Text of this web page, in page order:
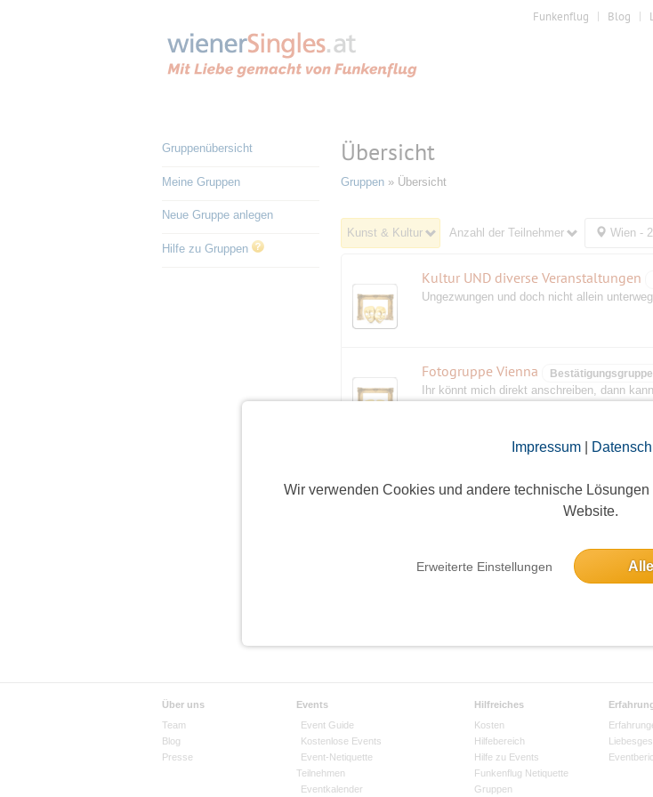
Impressum|
Wir verwenden Cookies und andere technische
Website.
Erweiterte Einstellungen
Funkenflug Blog
Gruppenübersicht
Meine Gruppen
Neue Gruppe anlegen
Hilfe zu Gruppen
Übersicht
Gruppen» Übersicht
Kunst & Kultur Anzahl der Teilnehmer Wien -
Kultur UND diverse Veranstaltungen
Ungezwungen und doch nicht allein
Fotogruppe Vienna Bestätigungsgruppe
Ihr könnt mich direkt anschreiben, dann
Anzahl pro Seite:
Über uns
Team
Blog
Presse
Events
Event Guide
Kostenlose Events
Event-Netiquette
Teilnehmen
Eventkalender
Hilfreiches
Kosten
Hilfebereich
Hilfe zu Events
Funkenflug Netiquette
Gruppen